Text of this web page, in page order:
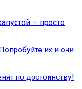
— просто
их и они
по достоинству!